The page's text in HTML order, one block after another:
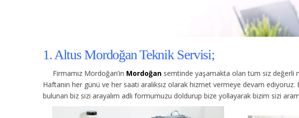
1. Altus Mordoğan Teknik Servisi;
Firmamız Mordoğan’in Mordoğan semtinde yaşamakta olan tüm siz değerli
Haftanın her günü ve her saati aralıksız olarak hizmet vermeye devam ediyoruz.
bulunan biz sizi arayalım adlı formumuzu doldurup bize yollayarak bizim sizi